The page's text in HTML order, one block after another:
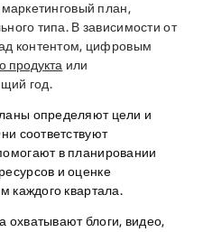
план,
типа. В зависимости от
контентом, цифровым
продукта или
год.
определяют цели и
соответствуют
в планировании
и оценке
каждого квартала.
охватывают блоги, видео,